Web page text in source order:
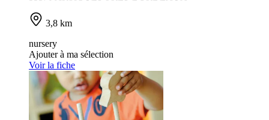
3,8 km
nursery
Ajouter à ma sélection
Voir la fiche